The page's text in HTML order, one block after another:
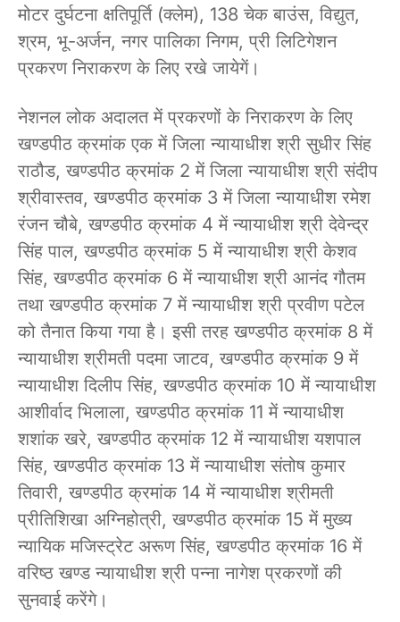
मोटर दुर्घटना क्षतिपूर्ति (क्लेम), 138 चेक बाउंस, विद्युत,
श्रम, भू-अर्जन, नगर पालिका निगम, प्री लिटिगेशन
प्रकरण निराकरण के लिए रखे जायेगें।
नेशनल लोक अदालत में प्रकरणों के निराकरण के लिए
खण्डपीठ क्रमांक एक में जिला न्यायाधीश श्री सुधीर सिंह
राठौड, खण्डपीठ क्रमांक 2 में जिला न्यायाधीश श्री संदीप
श्रीवास्तव, खण्डपीठ क्रमांक 3 में जिला न्यायाधीश रमेश
रंजन चौबे, खण्डपीठ क्रमांक 4 में न्यायाधीश श्री देवेन्द्र
सिंह पाल, खण्डपीठ क्रमांक 5 में न्यायाधीश श्री केशव
सिंह, खण्डपीठ क्रमांक 6 में न्यायाधीश श्री आनंद गौतम
तथा खण्डपीठ क्रमांक 7 में न्यायाधीश श्री प्रवीण पटेल
को तैनात किया गया है। इसी तरह खण्डपीठ क्रमांक 8 में
न्यायाधीश श्रीमती पदमा जाटव, खण्डपीठ क्रमांक 9 में
न्यायाधीश दिलीप सिंह, खण्डपीठ क्रमांक 10 में न्यायाधीश
आशीर्वाद भिलाला, खण्डपीठ क्रमांक 11 में न्यायाधीश
शशांक खरे, खण्डपीठ क्रमांक 12 में न्यायाधीश यशपाल
सिंह, खण्डपीठ क्रमांक 13 में न्यायाधीश संतोष कुमार
तिवारी, खण्डपीठ क्रमांक 14 में न्यायाधीश श्रीमती
प्रीतिशिखा अग्निहोत्री, खण्डपीठ क्रमांक 15 में मुख्य
न्यायिक मजिस्ट्रेट अरूण सिंह, खण्डपीठ क्रमांक 16 में
वरिष्ठ खण्ड न्यायाधीश श्री पन्ना नागेश प्रकरणों की
सुनवाई करेंगे।